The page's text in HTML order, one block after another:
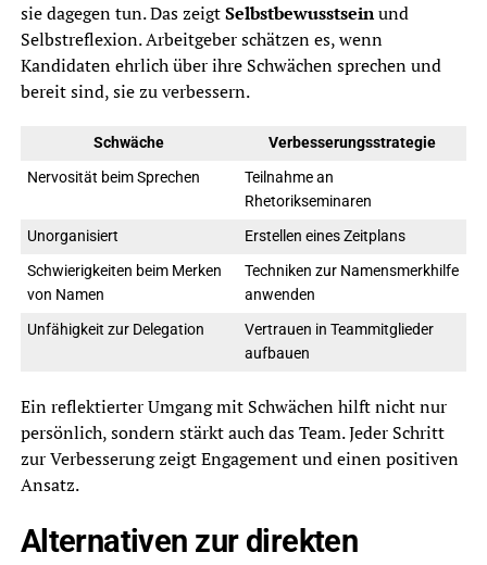
sie dagegen tun. Das zeigtSelbstbewusstseinund
Selbstreflexion. Arbeitgeber schätzen es, wenn
Kandidaten ehrlich über ihre Schwächen sprechen und
bereit sind, sie zu verbessern.
Schwäche
Verbesserungsstrategie
Nervosität beim Sprechen
Teilnahme an
Rhetorikseminaren
Unorganisiert
Erstellen eines Zeitplans
Schwierigkeiten beim Merken
von Namen
Techniken zur Namensmerkhilfe
anwenden
Unfähigkeit zur Delegation
Vertrauen in Teammitglieder
aufbauen
Ein reflektierter Umgang mit Schwächen hilft nicht nur
persönlich, sondern stärkt auch das Team. Jeder Schritt
zur Verbesserung zeigt Engagement und einen positiven
Ansatz.
Alternativen zur direkten